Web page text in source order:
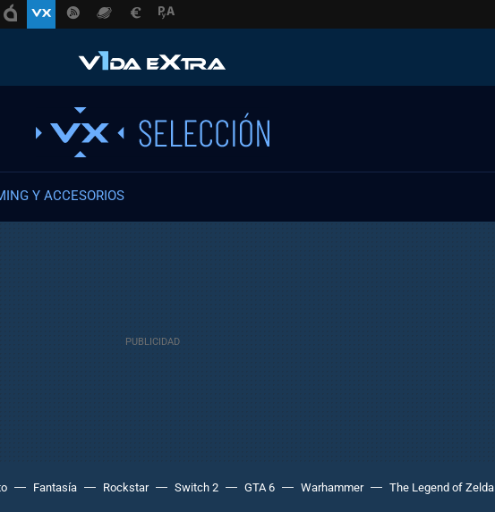
Y ACCESORIOS
Fantasía Rockstar Switch 2 GTA 6 Warhammer The Legend of Zelda